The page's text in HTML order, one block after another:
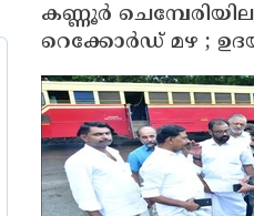
കണ്ണൂർ
റെക്കോർഡ് മഴ ;
ഉരുൾപൊട്ടൽ; 13